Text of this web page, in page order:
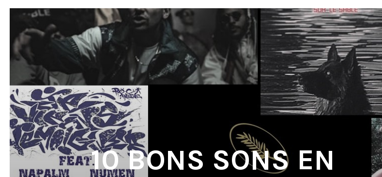
10 BONS SONS EN